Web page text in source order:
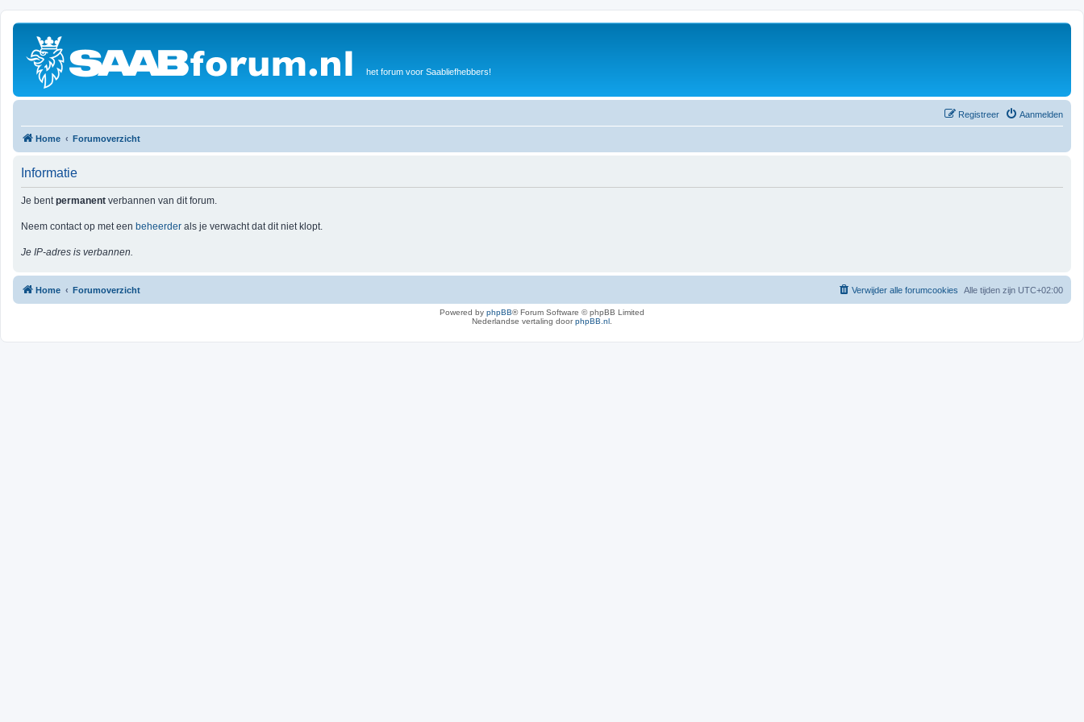
het forum voor Saabliefhebbers!
Aanmelden
Registreer
Home Forumoverzicht
Informatie
Je bentpermanent verbannen van dit forum.
Neem contact op met een beheerder als je verwacht dat dit niet klopt.
Je IP-adres is verbannen.
Home Forumoverzicht Alle tijden zijn UTC+02:00
Verwijder alle forumcookies
Powered by phpBB® Forum Software © phpBB Limited
Nederlandse vertaling doorphpBB.nl